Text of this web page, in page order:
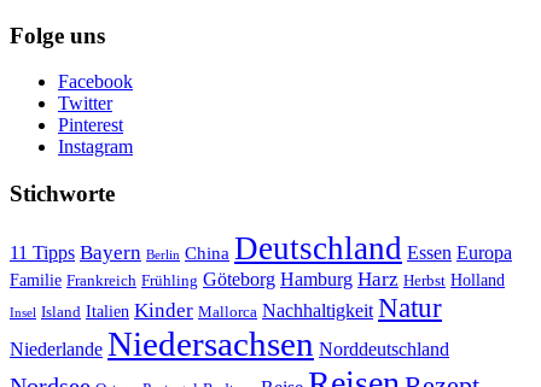
Folge uns
Facebook
Twitter
Pinterest
Instagram
Stichworte
11 Tipps Bayern Berlin China Deutschland Essen Europa
Familie Frankreich Frühling Göteborg Hamburg Harz Herbst Holland
Insel Island Italien Kinder Mallorca Nachhaltigkeit Natur
Niederlande Niedersachsen Norddeutschland